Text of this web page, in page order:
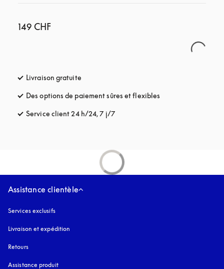
149 CHF
Livraison gratuite
Des options de paiement sûres et flexibles
Service client 24 h/24, 7 j/7s’ouvre dans un nouvel onglet
Assistance clientèle
Services exclusifs
Livraison et expédition
Retours
Assistance produit